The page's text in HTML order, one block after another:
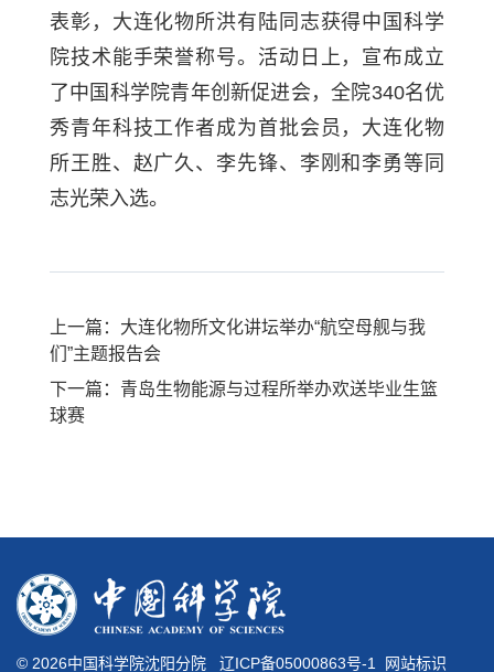
表彰，大连化物所洪有陆同志获得中国科学
院技术能手荣誉称号。活动日上，宣布成立
了中国科学院青年创新促进会，全院340名优
秀青年科技工作者成为首批会员，大连化物
所王胜、赵广久、李先锋、李刚和李勇等同
志光荣入选。
上一篇：大连化物所文化讲坛举办“航空母舰与我
们”主题报告会
下一篇：青岛生物能源与过程所举办欢送毕业生篮
球赛
© 2026中国科学院沈阳分院 辽ICP备05000863号-1 网站标识